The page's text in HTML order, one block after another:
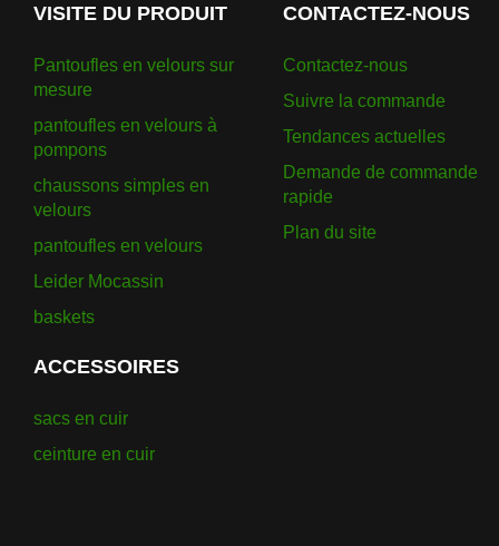
VISITE DU PRODUIT
Pantoufles en velours sur
mesure
pantoufles en velours à
pompons
chaussons simples en
velours
pantoufles en velours
Leider Mocassin
baskets
ACCESSOIRES
sacs en cuir
ceinture en cuir
CONTACTEZ-NOUS
Contactez-nous
Suivre la commande
Tendances actuelles
Demande de commande
rapide
Plan du site